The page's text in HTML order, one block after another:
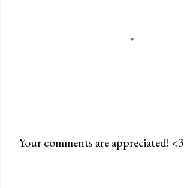
Your comments are appreciated! <3